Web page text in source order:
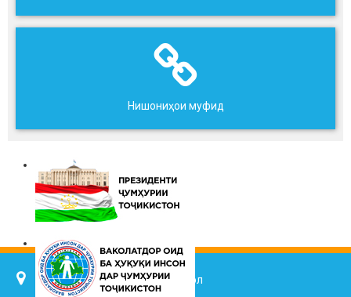
Нишониҳои муфид
734025, ш. Душанбе, кӯч. Ҷалол